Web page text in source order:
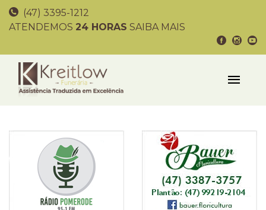
(47) 3395-1212
ATENDEMOS 24 HORAS SAIBA MAIS